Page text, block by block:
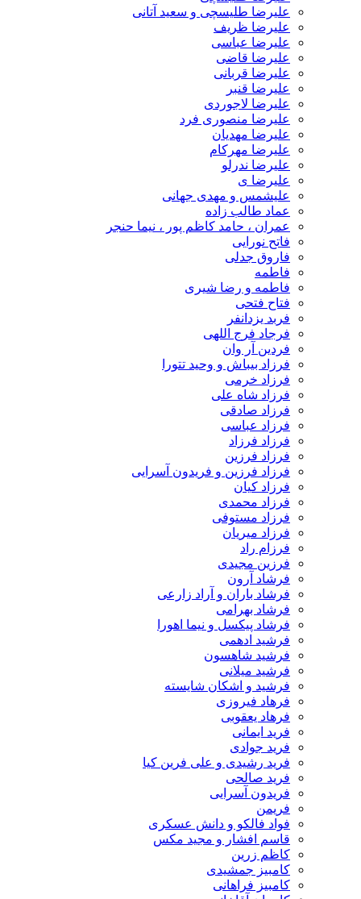
علیرضا طلیسچی و سعید آتانی
علیرضا ظریف
علیرضا عباسی
علیرضا قاضی
علیرضا قربانی
علیرضا قنبر
علیرضا لاجوردی
علیرضا منصوری فرد
علیرضا مهدیان
علیرضا مهرکام
علیرضا ندرلو
علیرضا ی
علیشمس و مهدی جهانی
عماد طالب زاده
عمران ، حامد کاظم پور ، نیما حنجر
فاتح نورایی
فاروق جدلی
فاطمه
فاطمه و رضا شیری
فتاح فتحی
فربد یزدانفر
فرجاد فرج اللهی
فردین آر وان
فرزاد بیباش و وحید تتورا
فرزاد خرمی
فرزاد شاه علی
فرزاد صادقی
فرزاد عباسی
فرزاد فرزاد
فرزاد فرزین
فرزاد فرزین و فریدون آسرایی
فرزاد کیان
فرزاد محمدی
فرزاد مستوفی
فرزاد میریان
فرزام راد
فرزین مجیدی
فرشاد آرون
فرشاد باران و آراد زارعی
فرشاد بهرامی
فرشاد پیکسل و نیما اهورا
فرشید ادهمی
فرشید شاهسون
فرشید میلانی
فرشید و اشکان شایسته
فرهاد فیروزی
فرهاد یعقوبی
فرید ایمانی
فرید جوادی
فرید رشیدی و علی فرین کیا
فرید صالحی
فریدون آسرایی
فریمن
فواد فالکو و دانش عسکری
قاسم افشار و مجید مکس
کاظم زرین
کامبیز جمشیدی
کامبیز فراهانی